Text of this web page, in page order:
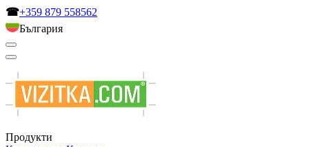
☎+359 879 558562
България
Продукти